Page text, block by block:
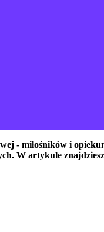
- miłośników i
W artykule